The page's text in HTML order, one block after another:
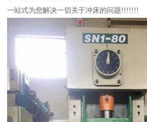
一站式为您解决一切关于冲床的问题!!!!!!!